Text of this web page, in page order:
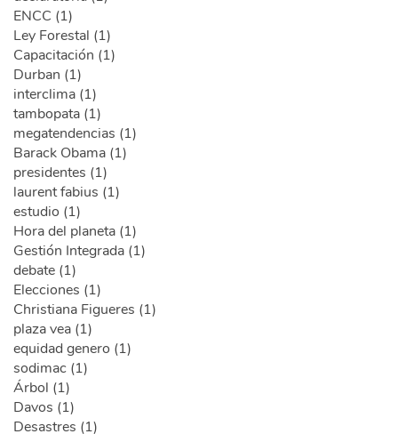
ENCC (1)
Ley Forestal (1)
Capacitación (1)
Durban (1)
interclima (1)
tambopata (1)
megatendencias (1)
Barack Obama (1)
presidentes (1)
laurent fabius (1)
estudio (1)
Hora del planeta (1)
Gestión Integrada (1)
debate (1)
Elecciones (1)
Christiana Figueres (1)
plaza vea (1)
equidad genero (1)
sodimac (1)
Árbol (1)
Davos (1)
Desastres (1)